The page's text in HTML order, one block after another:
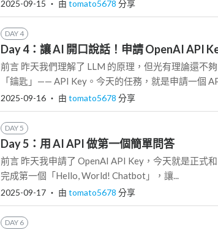
2025-09-15 ‧ 由 tomato5678 分享
DAY 4
Day 4：讓 AI 開口說話！申請 OpenAI API
前言 昨天我們理解了 LLM 的原理，但光有理論還不
「鑰匙」—— API Key。今天的任務，就是申請一個
2025-09-16 ‧ 由 tomato5678 分享
DAY 5
Day 5：用 AI API 做第一個簡單問答
前言 昨天我申請了 OpenAI API Key，今天就是正式
完成第一個「Hello, World! Chatbot」，讓...
2025-09-17 ‧ 由 tomato5678 分享
DAY 6